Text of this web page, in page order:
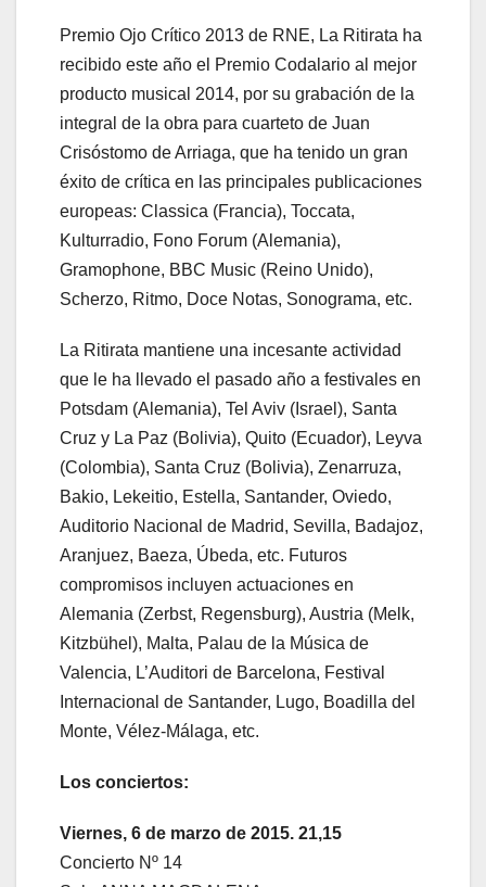
Premio Ojo Crítico 2013 de RNE, La Ritirata ha
recibido este año el Premio Codalario al mejor
producto musical 2014, por su grabación de la
integral de la obra para cuarteto de Juan
Crisóstomo de Arriaga, que ha tenido un gran
éxito de crítica en las principales publicaciones
europeas: Classica (Francia), Toccata,
Kulturradio, Fono Forum (Alemania),
Gramophone, BBC Music (Reino Unido),
Scherzo, Ritmo, Doce Notas, Sonograma, etc.
La Ritirata mantiene una incesante actividad
que le ha llevado el pasado año a festivales en
Potsdam (Alemania), Tel Aviv (Israel), Santa
Cruz y La Paz (Bolivia), Quito (Ecuador), Leyva
(Colombia), Santa Cruz (Bolivia), Zenarruza,
Bakio, Lekeitio, Estella, Santander, Oviedo,
Auditorio Nacional de Madrid, Sevilla, Badajoz,
Aranjuez, Baeza, Úbeda, etc. Futuros
compromisos incluyen actuaciones en
Alemania (Zerbst, Regensburg), Austria (Melk,
Kitzbühel), Malta, Palau de la Música de
Valencia, L’Auditori de Barcelona, Festival
Internacional de Santander, Lugo, Boadilla del
Monte, Vélez-Málaga, etc.
Los conciertos:
Viernes, 6 de marzo de 2015. 21,15
Concierto Nº 14